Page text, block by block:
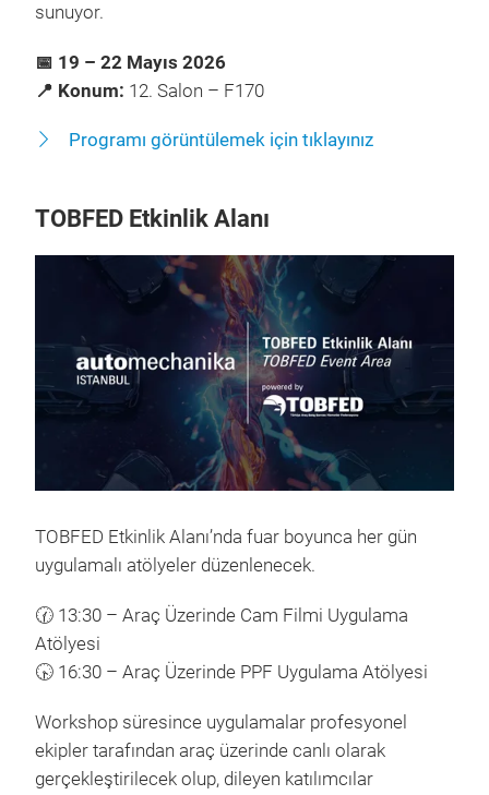
sunuyor.
📅 19 – 22 Mayıs 2026
📍 Konum: 12. Salon – F170
Programı görüntülemek için tıklayınız
TOBFED Etkinlik Alanı
TOBFED Etkinlik Alanı’nda fuar boyunca her gün
uygulamalı atölyeler düzenlenecek.
🕜 13:30 – Araç Üzerinde Cam Filmi Uygulama
Atölyesi
🕟 16:30 – Araç Üzerinde PPF Uygulama Atölyesi
Workshop süresince uygulamalar profesyonel
ekipler tarafından araç üzerinde canlı olarak
gerçekleştirilecek olup, dileyen katılımcılar